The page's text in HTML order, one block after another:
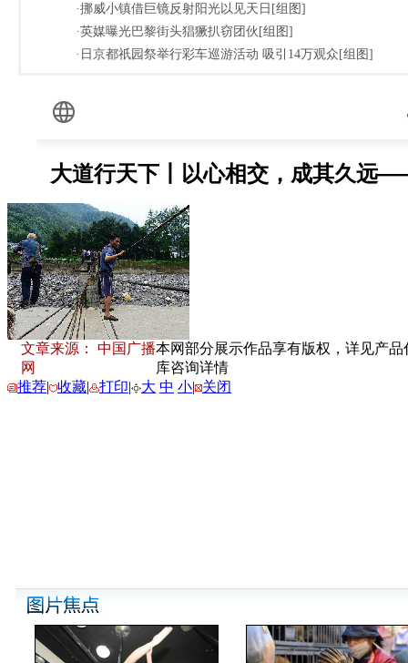
·挪威小镇借巨镜反射阳光以见天日[组图]
·英媒曝光巴黎街头猖獗扒窃团伙[组图]
·日京都祇园祭举行彩车巡游活动 吸引14万观众[组图]
文章来源： 中国广播
网
本网部分展示作品享有版权，详见产品
库咨询详情
推荐| 收藏| 打印| 大 中 小| 关闭